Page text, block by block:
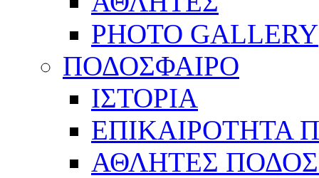
PHOTO GALLERY
ΠΟΔΟΣΦΑΙΡΟ
ΙΣΤΟΡΙΑ
ΕΠΙΚΑΙΡΟΤΗΤΑ
ΑΘΛΗΤΕΣ